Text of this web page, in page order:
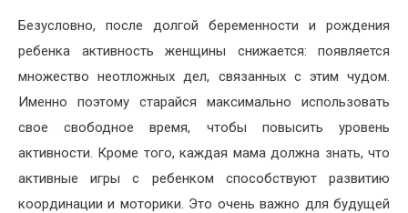
Безусловно, после долгой беременности и рождения
ребенка активность женщины снижается: появляется
множество неотложных дел, связанных с этим чудом.
Именно поэтому старайся максимально использовать
свое свободное время, чтобы повысить уровень
активности. Кроме того, каждая мама должна знать, что
активные игры с ребенком способствуют развитию
координации и моторики. Это очень важно для будущей